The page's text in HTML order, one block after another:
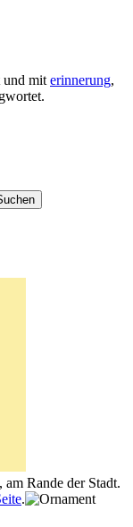
und mit erinnerung,
Rande der Stadt.
.